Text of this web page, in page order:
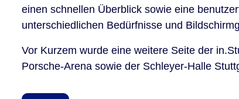
einen schnellen Überblick sowie eine
unterschiedlichen Bedürfnisse und
Vor Kurzem wurde eine weitere Seite der
Porsche-Arena sowie der Schleyer-Halle